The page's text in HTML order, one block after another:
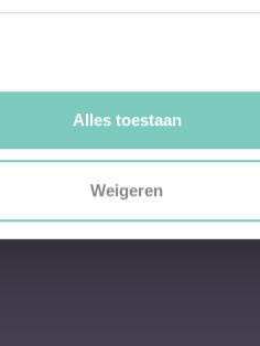
Alles toestaan
Weigeren